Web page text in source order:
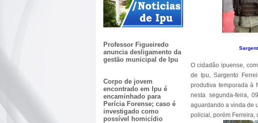
Professor Figueiredo
anuncia desligamento da
gestão municipal de Ipu
Corpo de jovem
encontrado em Ipu é
encaminhado para
Perícia Forense; caso é
investigado como
possível homicídio
O cidadão ipuense,
de Ipu, Sargento
produtiva temporada à
nesta segunda-feira,
aguardando a vinda de
policial, porém Ferreira,